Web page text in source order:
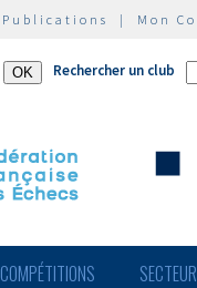
Publications | Mon
Rechercher un club
COMPÉTITIONS